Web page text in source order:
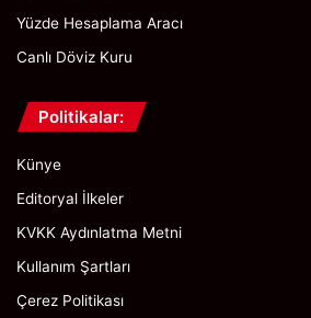
Yüzde Hesaplama Aracı
Canlı Döviz Kuru
Politikalar:
Künye
Editoryal İlkeler
KVKK Aydınlatma Metni
Kullanım Şartları
Çerez Politikası